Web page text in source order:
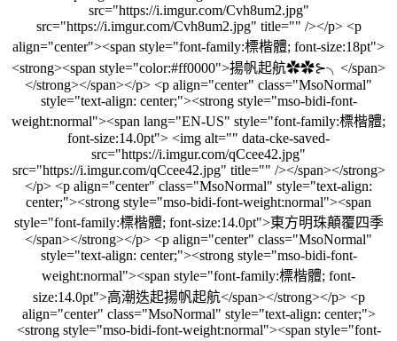
src="https://i.imgur.com/Cvh8um2.jpg"
src="https://i.imgur.com/Cvh8um2.jpg" title="" /></p> <p
align="center"><span style="font-family:標楷體; font-size:18pt">
<strong><span style="color:#ff0000">揚帆起航✿✿⊱╮</span>
</strong></span></p> <p align="center" class="MsoNormal"
style="text-align: center;"><strong style="mso-bidi-font-
weight:normal"><span lang="EN-US" style="font-family:標楷體;
font-size:14.0pt"> <img alt="" data-cke-saved-
src="https://i.imgur.com/qCcee42.jpg"
src="https://i.imgur.com/qCcee42.jpg" title="" /></span></strong>
</p> <p align="center" class="MsoNormal" style="text-align:
center;"><strong style="mso-bidi-font-weight:normal"><span
style="font-family:標楷體; font-size:14.0pt">東方明珠顛覆四季
</span></strong></p> <p align="center" class="MsoNormal"
style="text-align: center;"><strong style="mso-bidi-font-
weight:normal"><span style="font-family:標楷體; font-
size:14.0pt">高潮迭起揚帆起航</span></strong></p> <p
align="center" class="MsoNormal" style="text-align: center;">
<strong style="mso-bidi-font-weight:normal"><span style="font-